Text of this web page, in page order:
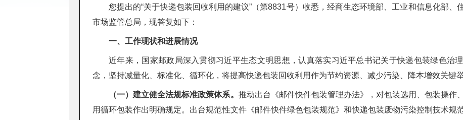
您提出的“关于快递包装回收利用的建议”（第8831号）收悉，经商生态环境部、工业和信息化部、
市场监管总局，现答复如下：
一、工作现状和进展情况
近年来，国家邮政局深入贯彻习近平生态文明思想，认真落实习近平总书记关于快递包装绿色治
念，坚持减量化、标准化、循环化，将提高快递包装回收利用作为节约资源、减少污染、降本增效关键
（一）建立健全法规标准政策体系。 推动出台《邮件快件包装管理办法》，对包装选用、包装操作
用循环包装作出明确规定。出台规范性文件《邮件快件绿色包装规范》和快递包装废物污染控制技术规